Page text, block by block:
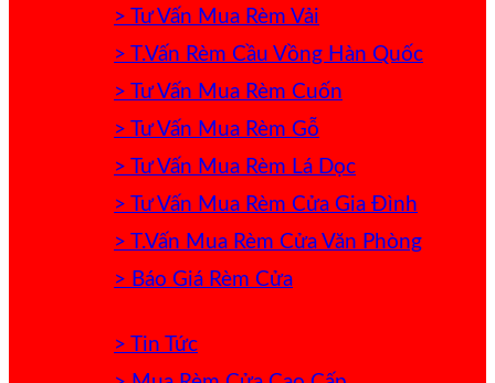
> Tư Vấn Mua Rèm Vải
> T.Vấn Rèm Cầu Vồng Hàn Quốc
> Tư Vấn Mua Rèm Cuốn
> Tư Vấn Mua Rèm Gỗ
> Tư Vấn Mua Rèm Lá Dọc
> Tư Vấn Mua Rèm Cửa Gia Đình
> T.Vấn Mua Rèm Cửa Văn Phòng
> Báo Giá Rèm Cửa
> Tin Tức